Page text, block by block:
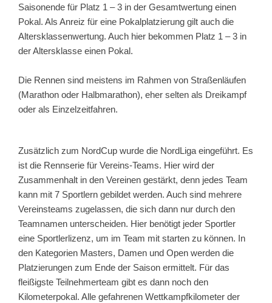
Saisonende für Platz 1 – 3 in der Gesamtwertung einen
Pokal. Als Anreiz für eine Pokalplatzierung gilt auch die
Altersklassenwertung. Auch hier bekommen Platz 1 – 3 in
der Altersklasse einen Pokal.
Die Rennen sind meistens im Rahmen von Straßenläufen
(Marathon oder Halbmarathon), eher selten als Dreikampf
oder als Einzelzeitfahren.
Zusätzlich zum NordCup wurde die NordLiga eingeführt. Es
ist die Rennserie für Vereins-Teams. Hier wird der
Zusammenhalt in den Vereinen gestärkt, denn jedes Team
kann mit 7 Sportlern gebildet werden. Auch sind mehrere
Vereinsteams zugelassen, die sich dann nur durch den
Teamnamen unterscheiden. Hier benötigt jeder Sportler
eine Sportlerlizenz, um im Team mit starten zu können. In
den Kategorien Masters, Damen und Open werden die
Platzierungen zum Ende der Saison ermittelt. Für das
fleißigste Teilnehmerteam gibt es dann noch den
Kilometerpokal. Alle gefahrenen Wettkampfkilometer der